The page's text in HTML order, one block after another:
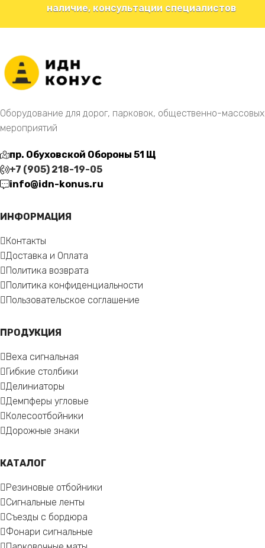
наличие, консультации специалистов
Оборудование для дорог, парковок, общественно-массовых
мероприятий
пр. Обуховской Обороны 51 Щ
+7 (905) 218-19-05
info@idn-konus.ru
ИНФОРМАЦИЯ
Контакты
Доставка и Оплата
Политика возврата
Политика конфиденциальности
Пользовательское соглашение
ПРОДУКЦИЯ
Веха сигнальная
Гибкие столбики
Делиниаторы
Демпферы угловые
Колесоотбойники
Дорожные знаки
КАТАЛОГ
Резиновые отбойники
Сигнальные ленты
Съезды с бордюра
Фонари сигнальные